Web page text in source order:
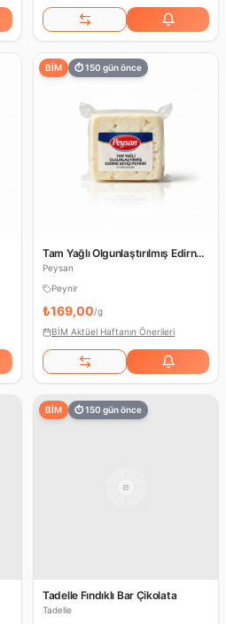
BİM ⏱150 gün önce
Tam Yağlı Olgunlaştırılmış Edirne
Beyaz Peyniri
Peysan
Peynir
₺169,00/g
BİM Aktüel Haftanın Önerileri
BİM ⏱150 gün önce
Tadelle Fındıklı Bar Çikolata
Tadelle